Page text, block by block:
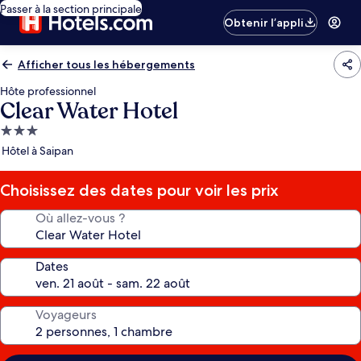
Passer à la section principale
Obtenir l’appli
Afficher tous les hébergements
Hôte professionnel
Clear Water Hotel
Hébergement
3.0 étoiles
Hôtel à Saipan
Choisissez des dates pour voir les prix
Où allez-vous ?
Dates
Voyageurs